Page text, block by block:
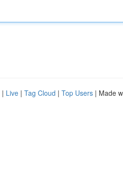
| Live | Tag Cloud | Top Users | Made